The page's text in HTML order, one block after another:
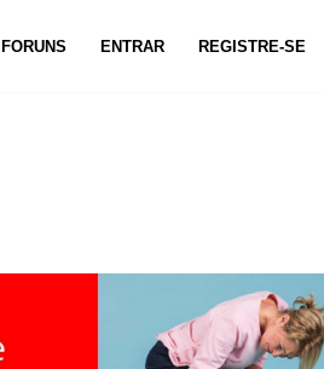
FORUNS ENTRAR REGISTRE-SE